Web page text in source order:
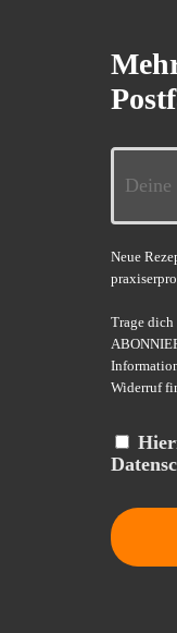
Neue
Trage dich
Widerruf